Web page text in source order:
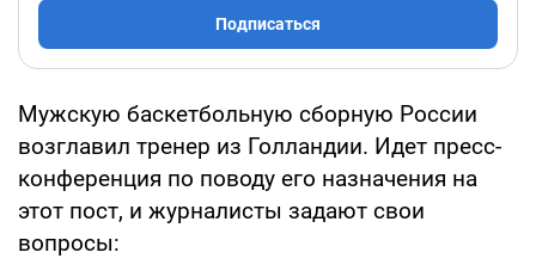
Подписаться
Мужскую баскетбольную сборную России
возглавил тренер из Голландии. Идет пресс-
конференция по поводу его назначения на
этот пост, и журналисты задают свои
вопросы: